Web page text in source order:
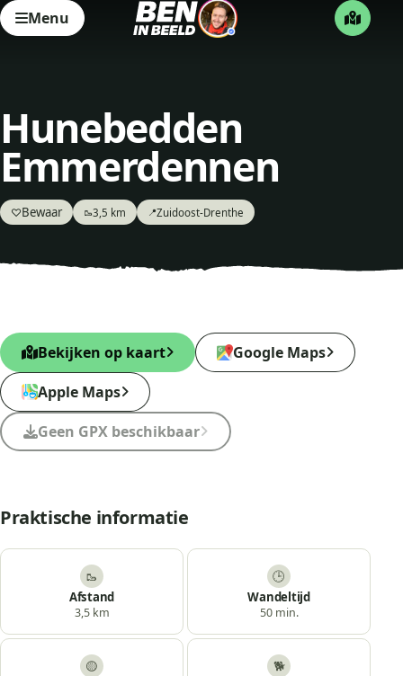
Menu
Hunebedden
Emmerdennen
♡Bewaar 🥾3,5 km 📍Zuidoost-Drenthe
Bekijken op kaart
Google Maps
Apple Maps
Geen GPX beschikbaar
Praktische informatie
🥾
Afstand
3,5 km
🕒
Wandeltijd
50 min.
🟡 🐕